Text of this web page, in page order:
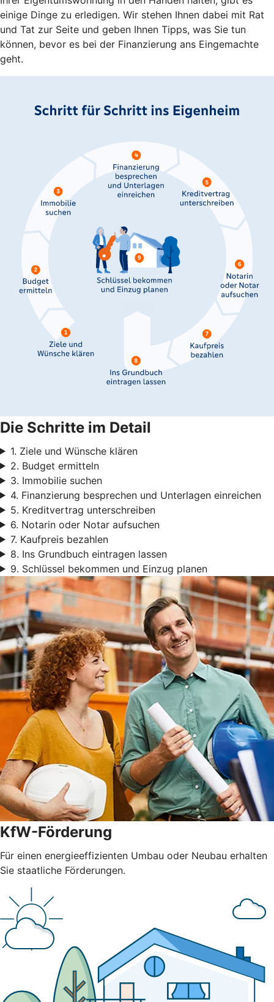
einige Dinge zu erledigen. Wir stehen Ihnen dabei mit Rat
und Tat zur Seite und geben Ihnen Tipps, was Sie tun
können, bevor es bei der Finanzierung ans Eingemachte
geht.
Die Schritte im Detail
1. Ziele und Wünsche klären
2. Budget ermitteln
3. Immobilie suchen
4. Finanzierung besprechen und Unterlagen einreichen
5. Kreditvertrag unterschreiben
6. Notarin oder Notar aufsuchen
7. Kaufpreis bezahlen
8. Ins Grundbuch eintragen lassen
9. Schlüssel bekommen und Einzug planen
KfW-Förderung
Für einen energieeffizienten Umbau oder Neubau erhalten
Sie staatliche Förderungen.